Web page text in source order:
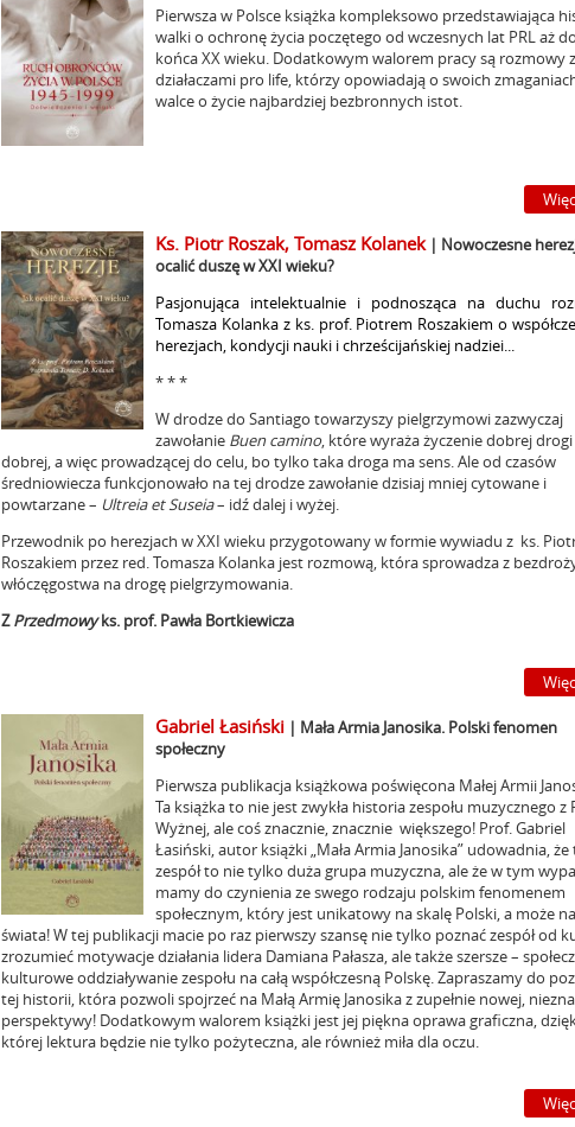
Pierwsza w Polsce książka kompleksowo przedstawiająca
walki o ochronę życia poczętego od wczesnych lat PRL aż do
końca XX wieku. Dodatkowym walorem pracy są rozmowy z
działaczami pro life, którzy opowiadają o swoich
walce o życie najbardziej bezbronnych istot.
Ks. Piotr Roszak, Tomasz Kolanek| Nowoczesne
ocalić duszę w XXI wieku?
Pasjonująca intelektualnie i podnosząca na duchu
Tomasza Kolanka z ks. prof. Piotrem Roszakiem o
herezjach, kondycji nauki i chrześcijańskiej nadziei...
* * *
W drodze do Santiago towarzyszy pielgrzymowi zazwyczaj
zawołanie Buen camino, które wyraża życzenie dobrej drogi
dobrej, a więc prowadzącej do celu, bo tylko taka droga ma sens. Ale od czasów
średniowiecza funkcjonowało na tej drodze zawołanie dzisiaj mniej cytowane i
powtarzane – Ultreia et Suseia– idź dalej i wyżej.
Przewodnik po herezjach w XXI wieku przygotowany w formie wywiadu z ks.
Roszakiem przez red. Tomasza Kolanka jest rozmową, która sprowadza z
włóczęgostwa na drogę pielgrzymowania.
ZPrzedmowyks. prof. Pawła Bortkiewicza
Gabriel Łasiński | Mała Armia Janosika. Polski fenomen
społeczny
Pierwsza publikacja książkowa poświęcona Małej Armii
Ta książka to nie jest zwykła historia zespołu muzycznego z
Wyżnej, ale coś znacznie, znacznie większego! Prof. Gabriel
Łasiński, autor książki „Mała Armia Janosika” udowadnia, że
zespół to nie tylko duża grupa muzyczna, ale że w tym
mamy do czynienia ze swego rodzaju polskim fenomenem
społecznym, który jest unikatowy na skalę Polski, a może
świata! W tej publikacji macie po raz pierwszy szansę nie tylko poznać zespół od
zrozumieć motywacje działania lidera Damiana Pałasza, ale także szersze –
kulturowe oddziaływanie zespołu na całą współczesną Polskę. Zapraszamy do
tej historii, która pozwoli spojrzeć na Małą Armię Janosika z zupełnie nowej,
perspektywy! Dodatkowym walorem książki jest jej piękna oprawa graficzna,
której lektura będzie nie tylko pożyteczna, ale również miła dla oczu.